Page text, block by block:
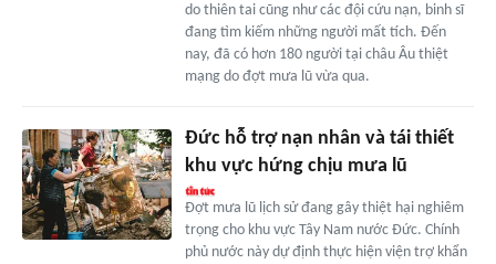
do thiên tai cũng như các đội cứu nạn, binh sĩ
đang tìm kiếm những người mất tích. Đến
nay, đã có hơn 180 người tại châu Âu thiệt
mạng do đợt mưa lũ vừa qua.
Đức hỗ trợ nạn nhân và tái thiết
khu vực hứng chịu mưa lũ
Đợt mưa lũ lịch sử đang gây thiệt hại nghiêm
trọng cho khu vực Tây Nam nước Đức. Chính
phủ nước này dự định thực hiện viện trợ khẩn